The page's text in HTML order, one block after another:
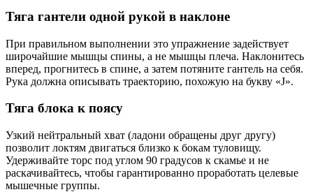
Тяга гантели одной рукой в наклоне
При правильном выполнении это упражнение задействует
широчайшие мышцы спины, а не мышцы плеча. Наклонитесь
вперед, прогнитесь в спине, а затем потяните гантель на себя.
Рука должна описывать траекторию, похожую на букву «J».
Тяга блока к поясу
Узкий нейтральный хват (ладони обращены друг другу)
позволит локтям двигаться близко к бокам туловищу.
Удерживайте торс под углом 90 градусов к скамье и не
раскачивайтесь, чтобы гарантированно проработать целевые
мышечные группы.